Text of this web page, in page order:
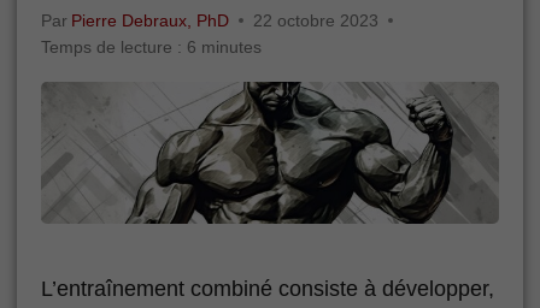
Par Pierre Debraux, PhD
22 octobre 2023
Temps de lecture : 6 minutes
L’entraînement combiné consiste à développer,